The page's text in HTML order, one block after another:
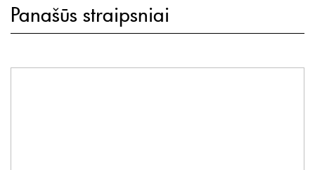
Panašūs straipsniai